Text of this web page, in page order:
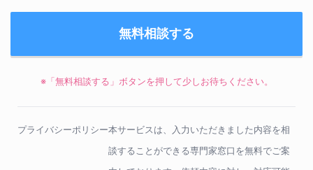
※「無料相談する」ボタンを押して少しお待ちください。
プライバシーポリシー本サービスは、入力いただきました内容を相
談することができる専門家窓口を無料でご案